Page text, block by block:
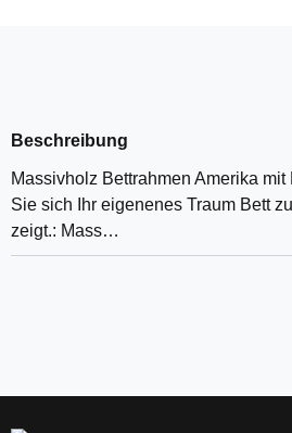
Beschreibung
Massivholz Bettrahmen Amerika
Sie sich Ihr eigenenes Traum Bett
zeigt.: Mass…